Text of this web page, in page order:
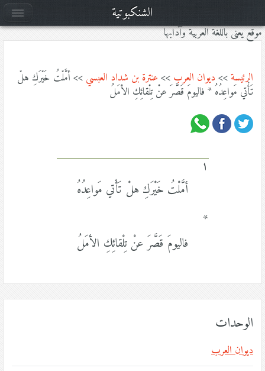
موقع يعنى باللغة العربية وآدابها
الرئيسة>> ديوان العرب >> عنترة بن شداد العبسي >> أمَّلْتُ خَيْرَكِ هلْ
تَأْتي مَواعِدُهُ * فاليومَ قَصَّرَ عنْ تِلْقائِكِ الأمَلُ
١
أمَّلْتُ خَيْرَكِ هلْ تَأْتي مَواعِدُهُ
*
فاليومَ قَصَّرَ عنْ تِلْقائِكِ الأمَلُ
الوحدات
ديوان العرب
الشنكبوتية